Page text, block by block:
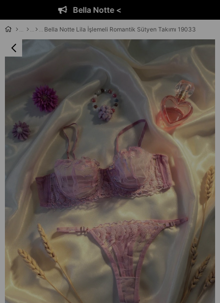
Bella Notte <
Bella Notte Lila İşlemeli Romantik Sütyen Takımı 19033